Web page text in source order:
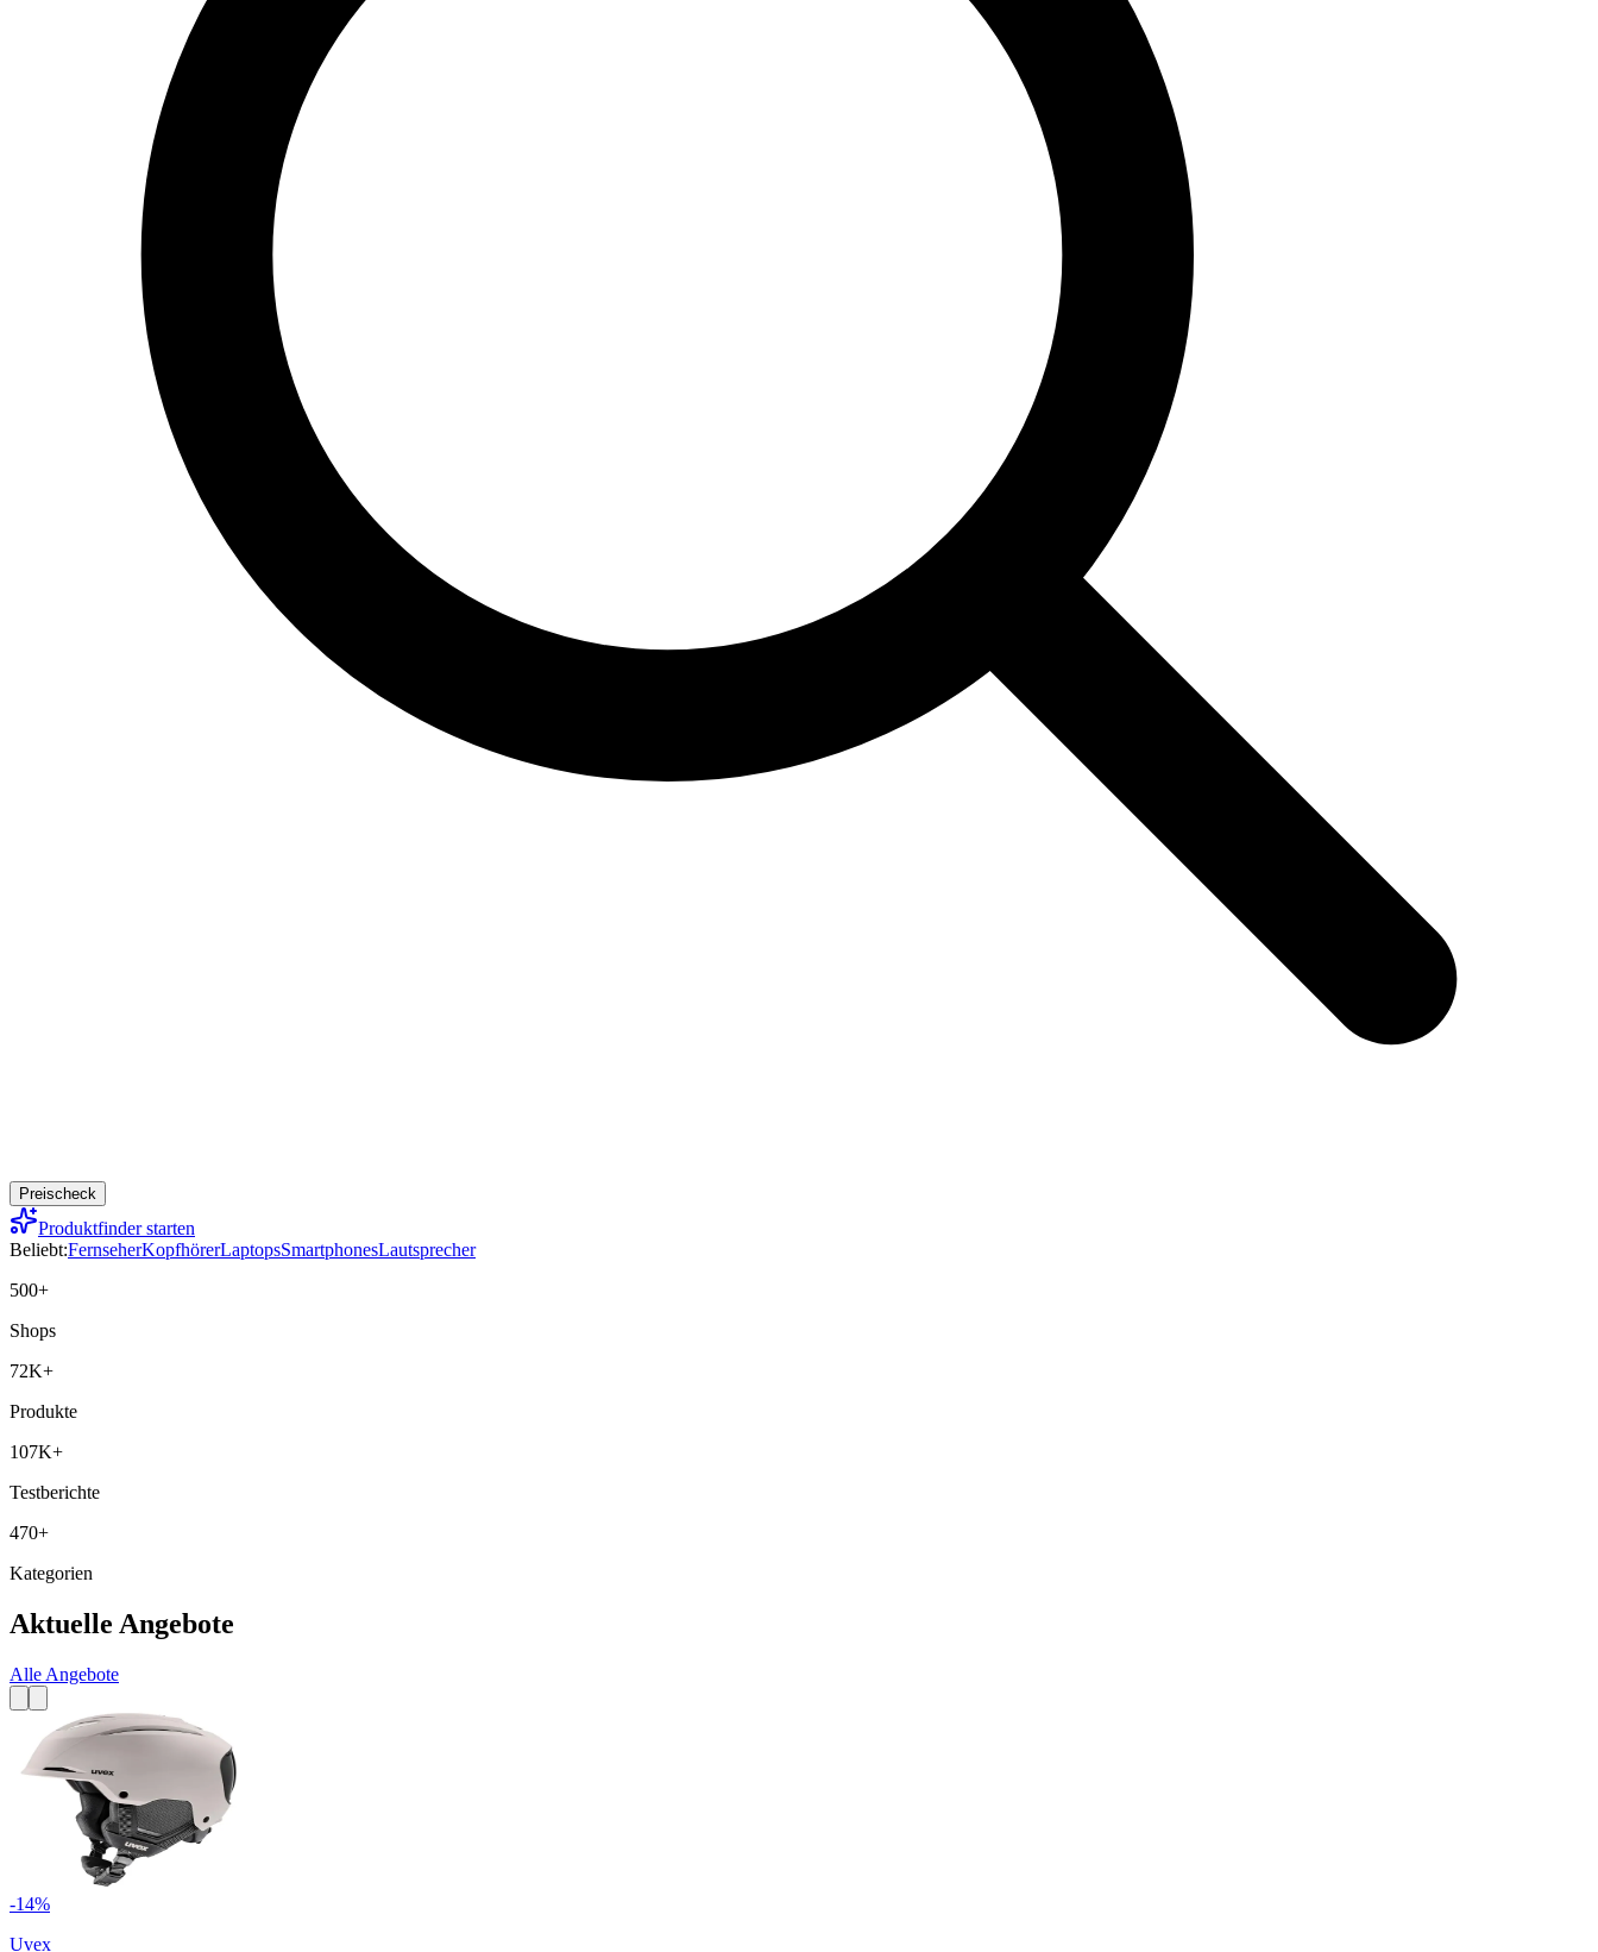
Preischeck
Produktfinder starten
Beliebt:FernseherKopfhörerLaptopsSmartphonesLautsprecher
500+
Shops
72K+
Produkte
107K+
Testberichte
470+
Kategorien
Aktuelle Angebote
Alle Angebote
-14%
Uvex